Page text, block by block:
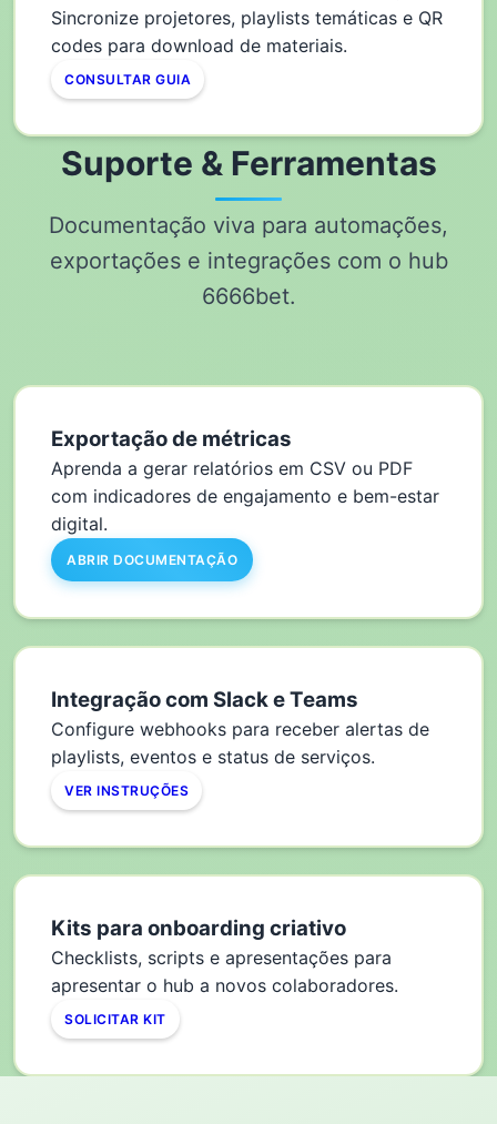
Sincronize projetores, playlists temáticas e QR
codes para download de materiais.
CONSULTAR GUIA
Suporte & Ferramentas
Documentação viva para automações,
exportações e integrações com o hub
6666bet.
Exportação de métricas
Aprenda a gerar relatórios em CSV ou PDF
com indicadores de engajamento e bem-estar
digital.
ABRIR DOCUMENTAÇÃO
Integração com Slack e Teams
Configure webhooks para receber alertas de
playlists, eventos e status de serviços.
VER INSTRUÇÕES
Kits para onboarding criativo
Checklists, scripts e apresentações para
apresentar o hub a novos colaboradores.
SOLICITAR KIT